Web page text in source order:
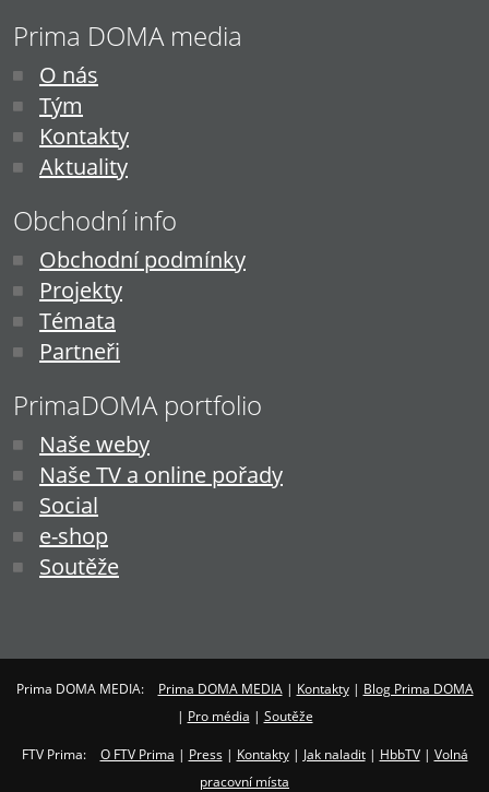
Prima DOMA media
O nás
Tým
Kontakty
Aktuality
Obchodní info
Obchodní podmínky
Projekty
Témata
Partneři
PrimaDOMA portfolio
Naše weby
Naše TV a online pořady
Social
e-shop
Soutěže
Prima DOMA MEDIA: Prima DOMA MEDIA| Kontakty| Blog Prima DOMA
| Pro média | Soutěže
FTV Prima: O FTV Prima | Press| Kontakty| Jak naladit| HbbTV| Volná
pracovní místa